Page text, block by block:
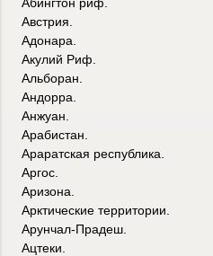
Австрия.
Адонара.
Акулий Риф.
Альборан.
Андорра.
Анжуан.
Арабистан.
Араратская республика.
Аргос.
Аризона.
Арктические территории.
Арунчал-Прадеш.
Ацтеки.